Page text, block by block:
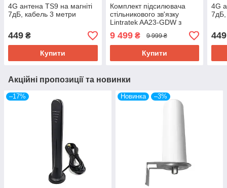
4G антена TS9 на магніті
7дБ, кабель 3 метри
449 ₴
Купити
Комплект підсилювача
стільникового зв'язку
Lintratek AA23-GDW з
антенами
9 499₴ 9 999 ₴
Купити
4G
7дБ,
449
Акційні пропозиції та новинки
–17% Новинка –3%